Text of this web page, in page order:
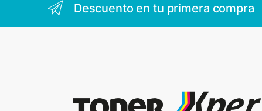
Descuento en tu primera compra